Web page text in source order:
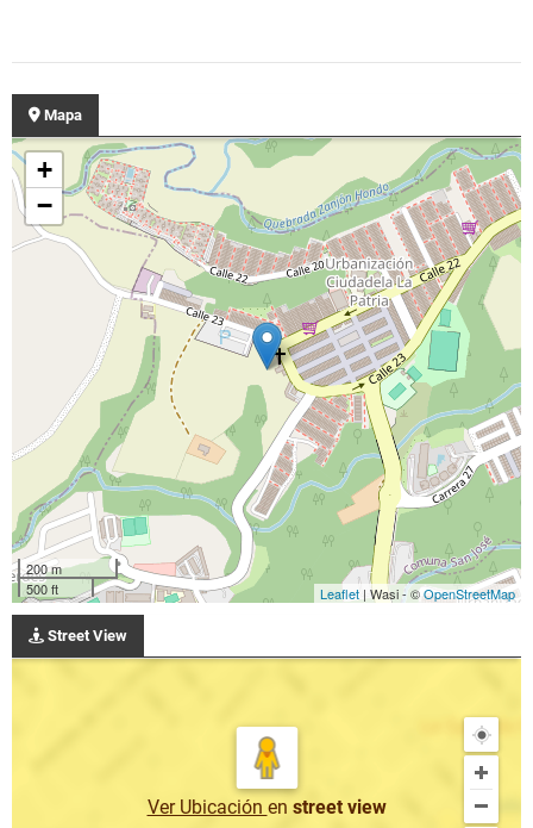
Mapa
+
−
200 m
500 ft
Leaflet | Wasi - ©OpenStreetMap
Street View
Ver Ubicación en street view